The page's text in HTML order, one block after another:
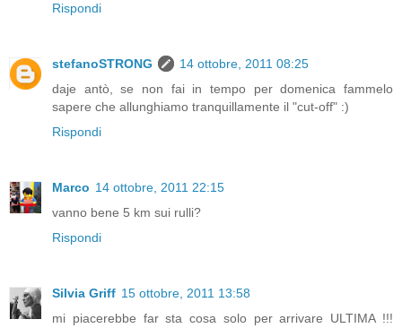
Rispondi
stefanoSTRONG
14 ottobre, 2011 08:25
daje antò, se non fai in tempo per domenica fammelo
sapere che allunghiamo tranquillamente il "cut-off" :)
Rispondi
Marco 14 ottobre, 2011 22:15
vanno bene 5 km sui rulli?
Rispondi
Silvia Griff 15 ottobre, 2011 13:58
mi piacerebbe far sta cosa solo per arrivare ULTIMA !!!